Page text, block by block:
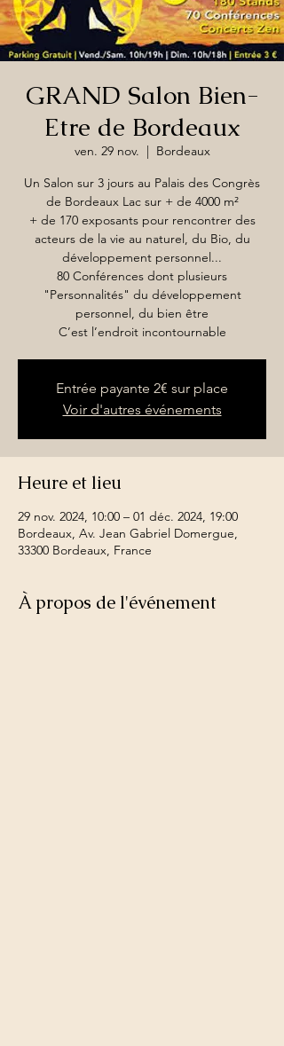
GRAND Salon Bien-
Etre de Bordeaux
ven. 29 nov.
  |
Bordeaux
Un Salon sur 3 jours au Palais des Congrès
de Bordeaux Lac sur + de 4000 m²
+ de 170 exposants pour rencontrer des
acteurs de la vie au naturel, du Bio, du
développement personnel...
80 Conférences dont plusieurs
"Personnalités" du développement
personnel, du bien être
C’est l’endroit incontournable
Entrée payante 2€ sur place
Voir d'autres événements
Heure et lieu
29 nov. 2024, 10:00 – 01 déc. 2024, 19:00
Bordeaux, Av. Jean Gabriel Domergue,
33300 Bordeaux, France
À propos de l'événement